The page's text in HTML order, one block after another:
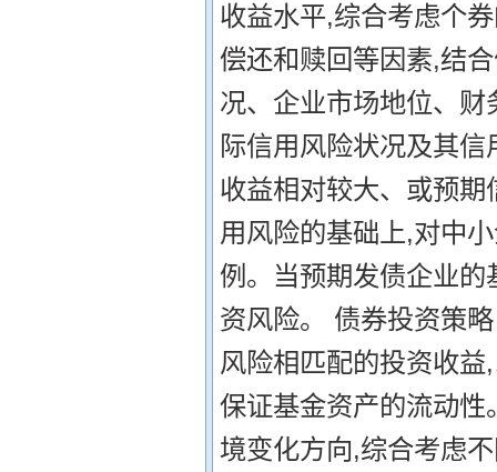
收益水平,综合考虑个
偿还和赎回等因素,结
况、企业市场地位、
际信用风险状况及其
收益相对较大、或预
用风险的基础上,对中
例。当预期发债企业的
资风险。 债券投资策
风险相匹配的投资收
保证基金资产的流动
境变化方向,综合考虑